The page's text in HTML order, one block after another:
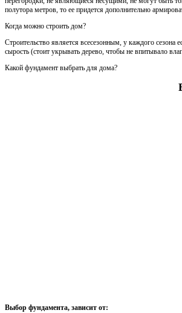
полутора метров, то ее придется дополнительно
Когда можно строить дом?
Строительство является всесезонным, у каждого
сырость (стоит укрывать дерево, чтобы не впитывало
Какой фундамент выбрать для дома?
Выбор фундамента, зависит от: